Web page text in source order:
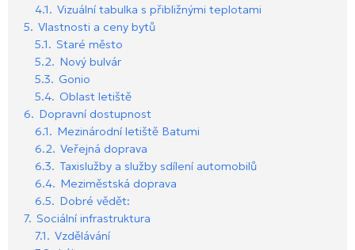
4.1. Vizuální tabulka s přibližnými teplotami
5. Vlastnosti a ceny bytů
5.1. Staré město
5.2. Nový bulvár
5.3. Gonio
5.4. Oblast letiště
6. Dopravní dostupnost
6.1. Mezinárodní letiště Batumi
6.2. Veřejná doprava
6.3. Taxislužby a služby sdílení automobilů
6.4. Meziměstská doprava
6.5. Dobré vědět:
7. Sociální infrastruktura
7.1. Vzdělávání